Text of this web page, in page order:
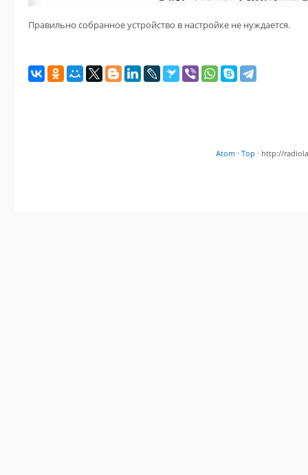
Правильно собранное устройство в настройке не нуждается.
Atom · Top · http://